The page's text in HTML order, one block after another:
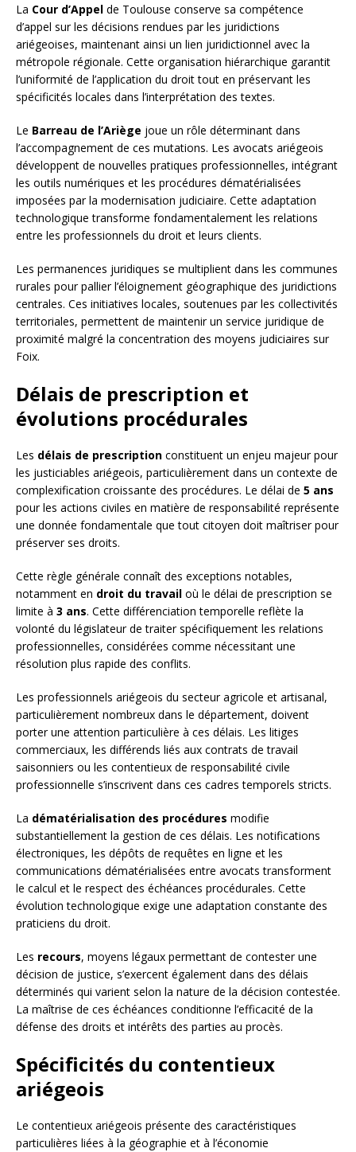
La Cour d’Appel de Toulouse conserve sa compétence
d’appel sur les décisions rendues par les juridictions
ariégeoises, maintenant ainsi un lien juridictionnel avec la
métropole régionale. Cette organisation hiérarchique garantit
l’uniformité de l’application du droit tout en préservant les
spécificités locales dans l’interprétation des textes.
Le Barreau de l’Ariège joue un rôle déterminant dans
l’accompagnement de ces mutations. Les avocats ariégeois
développent de nouvelles pratiques professionnelles, intégrant
les outils numériques et les procédures dématérialisées
imposées par la modernisation judiciaire. Cette adaptation
technologique transforme fondamentalement les relations
entre les professionnels du droit et leurs clients.
Les permanences juridiques se multiplient dans les communes
rurales pour pallier l’éloignement géographique des juridictions
centrales. Ces initiatives locales, soutenues par les collectivités
territoriales, permettent de maintenir un service juridique de
proximité malgré la concentration des moyens judiciaires sur
Foix.
Délais de prescription et
évolutions procédurales
Les délais de prescription constituent un enjeu majeur pour
les justiciables ariégeois, particulièrement dans un contexte de
complexification croissante des procédures. Le délai de 5 ans
pour les actions civiles en matière de responsabilité représente
une donnée fondamentale que tout citoyen doit maîtriser pour
préserver ses droits.
Cette règle générale connaît des exceptions notables,
notamment en droit du travail où le délai de prescription se
limite à 3 ans. Cette différenciation temporelle reflète la
volonté du législateur de traiter spécifiquement les relations
professionnelles, considérées comme nécessitant une
résolution plus rapide des conflits.
Les professionnels ariégeois du secteur agricole et artisanal,
particulièrement nombreux dans le département, doivent
porter une attention particulière à ces délais. Les litiges
commerciaux, les différends liés aux contrats de travail
saisonniers ou les contentieux de responsabilité civile
professionnelle s’inscrivent dans ces cadres temporels stricts.
La dématérialisation des procédures modifie
substantiellement la gestion de ces délais. Les notifications
électroniques, les dépôts de requêtes en ligne et les
communications dématérialisées entre avocats transforment
le calcul et le respect des échéances procédurales. Cette
évolution technologique exige une adaptation constante des
praticiens du droit.
Les recours, moyens légaux permettant de contester une
décision de justice, s’exercent également dans des délais
déterminés qui varient selon la nature de la décision contestée.
La maîtrise de ces échéances conditionne l’efficacité de la
défense des droits et intérêts des parties au procès.
Spécificités du contentieux
ariégeois
Le contentieux ariégeois présente des caractéristiques
particulières liées à la géographie et à l’économie